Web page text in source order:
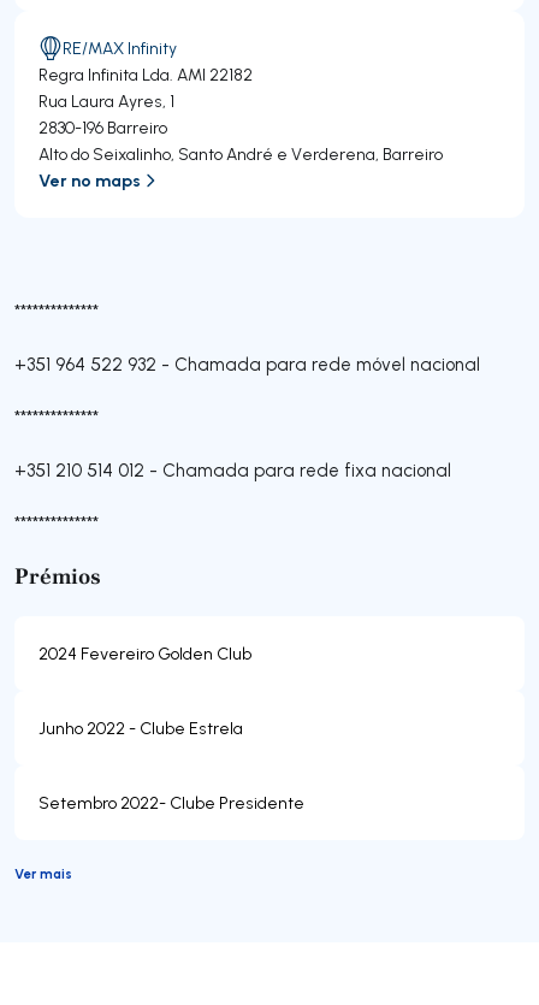
**************
+351 964 522 932 - Chamada para rede móvel nacional
**************
+351 210 514 012 - Chamada para rede fixa nacional
**************
Prémios
2024 Fevereiro Golden Club
Junho 2022 - Clube Estrela
Setembro 2022- Clube Presidente
Ver mais
RE/MAX Infinity
Regra Infinita Lda. AMI 22182
Rua Laura Ayres, 1
2830-196 Barreiro
Alto do Seixalinho, Santo André e Verderena, Barreiro
Ver no maps